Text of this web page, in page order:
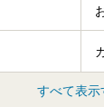
すべて表示